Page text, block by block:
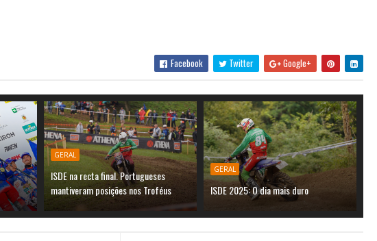
Facebook Twitter Google+
GERAL
ISDE na recta final. Portugueses
mantiveram posições nos Troféus
GERAL
ISDE 2025: O dia mais duro